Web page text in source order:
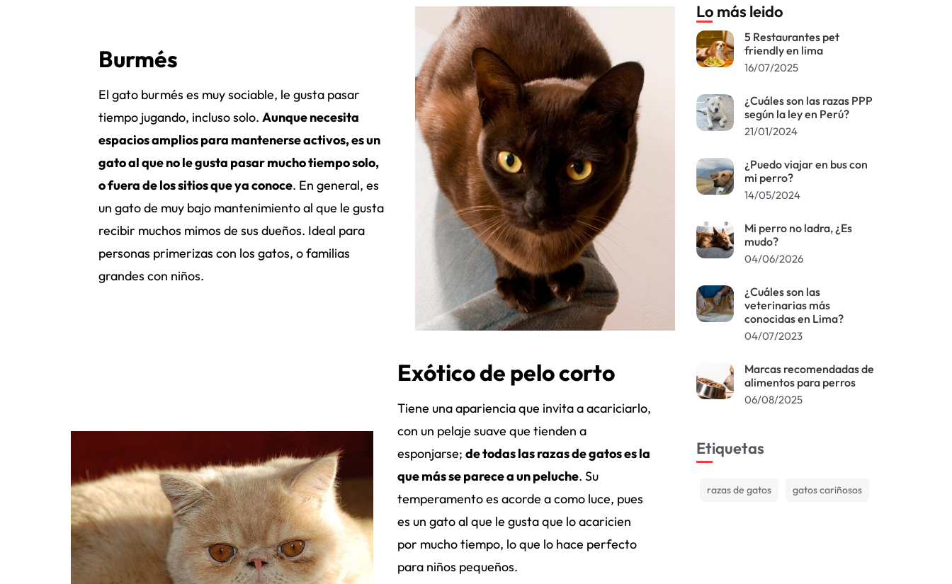
Burmés
El gato burmés es muy sociable, le gusta pasar
tiempo jugando, incluso solo. Aunque necesita
espacios amplios para mantenerse activos, es un
gato al que no le gusta pasar mucho tiempo solo,
o fuera de los sitios que ya conoce. En general, es
un gato de muy bajo mantenimiento al que le gusta
recibir muchos mimos de sus dueños. Ideal para
personas primerizas con los gatos, o familias
grandes con niños.
Exótico de pelo corto
Tiene una apariencia que invita a acariciarlo,
con un pelaje suave que tienden a
esponjarse; de todas las razas de gatos es la
que más se parece a un peluche. Su
temperamento es acorde a como luce, pues
es un gato al que le gusta que lo acaricien
por mucho tiempo, lo que lo hace perfecto
para niños pequeños.
Lo más leido
5 Restaurantes pet
friendly en lima
16/07/2025
¿Cuáles son las razas PPP
según la ley en Perú?
21/01/2024
¿Puedo viajar en bus con
mi perro?
14/05/2024
Mi perro no ladra, ¿Es
mudo?
04/06/2026
¿Cuáles son las
veterinarias más
conocidas en Lima?
04/07/2023
Marcas recomendadas de
alimentos para perros
06/08/2025
Etiquetas
razas de gatos gatos cariñosos